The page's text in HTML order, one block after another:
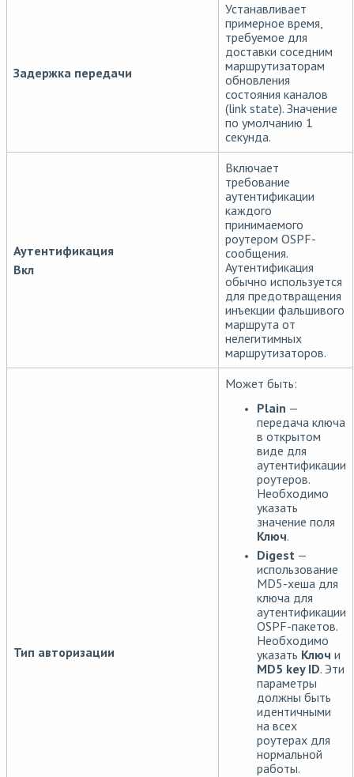
Задержка передачи
Устанавливает
примерное время,
требуемое для
доставки соседним
маршрутизаторам
обновления
состояния каналов
(link state). Значение
по умолчанию 1
секунда.
Аутентификация
Вкл
Включает
требование
аутентификации
каждого
принимаемого
роутером OSPF-
сообщения.
Аутентификация
обычно используется
для предотвращения
инъекции фальшивого
маршрута от
нелегитимных
маршрутизаторов.
Тип авторизации
Может быть:
Plain —
передача ключа
в открытом
виде для
аутентификации
роутеров.
Необходимо
указать
значение поля
Ключ.
Digest —
использование
MD5-хеша для
ключа для
аутентификации
OSPF-пакетов.
Необходимо
указать Ключ и
MD5 key ID. Эти
параметры
должны быть
идентичными
на всех
роутерах для
нормальной
работы.